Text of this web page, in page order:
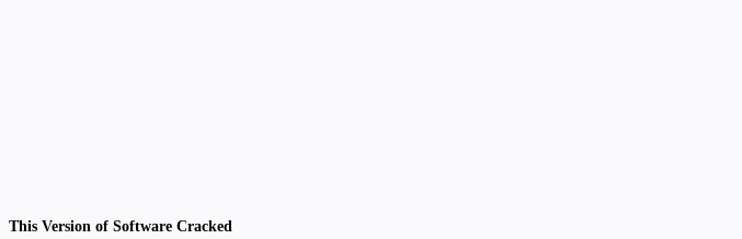
This Version of Software Cracked